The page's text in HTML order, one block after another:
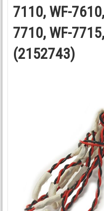
7110, WF-
7710, WF-
(2152743)